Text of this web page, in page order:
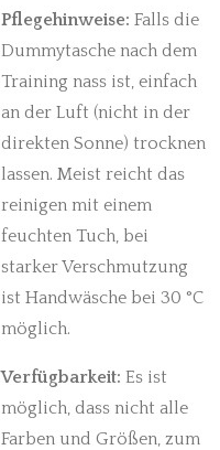
Pflegehinweise: Falls die
Dummytasche nach dem
Training nass ist, einfach
an der Luft (nicht in der
direkten Sonne) trocknen
lassen. Meist reicht das
reinigen mit einem
feuchten Tuch, bei
starker Verschmutzung
ist Handwäsche bei 30 °C
möglich.
Verfügbarkeit: Es ist
möglich, dass nicht alle
Farben und Größen, zum